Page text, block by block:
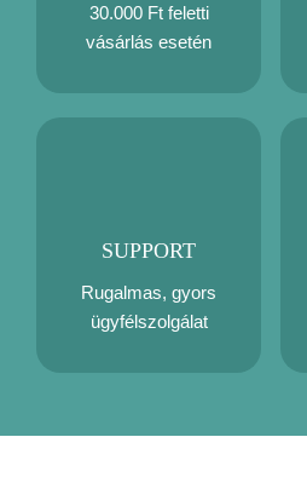
30.000 Ft feletti
vásárlás esetén
SUPPORT
Rugalmas, gyors
ügyfélszolgálat